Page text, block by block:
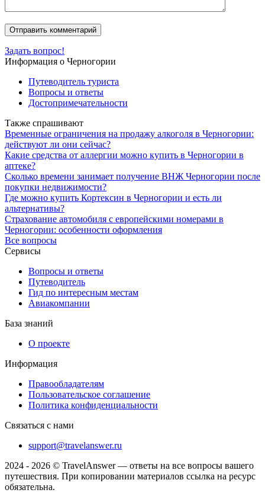
Задать вопрос!
Информация о Черногории
Путеводитель туриста
Вопросы и ответы
Достопримечательности
Также спрашивают
Временные ограничения на продажу алкоголя в Черногории:
действуют ли они сейчас?
Какие средства от аллергии можно купить в Черногории в
аптеке?
Сколько времени занимает получение ВНЖ Черногории после
покупки недвижимости?
Где можно купить Кортексин в Черногории и есть ли
альтернативы?
Страхование автомобиля с европейскими номерами в
Черногории: особенности оформления
Все вопросы
Сервисы
Вопросы и ответы
Путеводитель
Гид по интересным местам
Авиакомпании
База знаний
О проекте
Информация
Правообладателям
Пользовательское соглашение
Политика конфиденциальности
Связаться с нами
support@travelanswer.ru
2024 - 2026 © TravelAnswer — ответы на все вопросы вашего
путешествия. При копировании материалов ссылка на ресурс
обязательна.